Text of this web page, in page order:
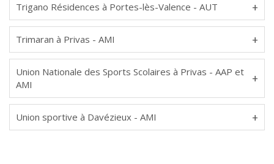
Trigano Résidences à Portes-lès-Valence - AUT
Trimaran à Privas - AMI
Union Nationale des Sports Scolaires à Privas - AAP et
AMI
Union sportive à Davézieux - AMI